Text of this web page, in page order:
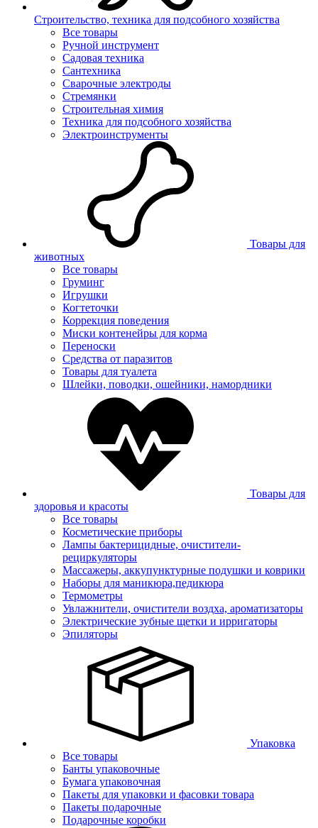
Строительство, техника для подсобного хозяйства
Все товары
Ручной инструмент
Садовая техника
Сантехника
Сварочные электроды
Стремянки
Строительная химия
Техника для подсобного хозяйства
Электроинструменты
Товары для
животных
Все товары
Груминг
Игрушки
Когтеточки
Коррекция поведения
Миски контенейры для корма
Переноски
Средства от паразитов
Товары для туалета
Шлейки, поводки, ошейники, намордники
Товары для
здоровья и красоты
Все товары
Косметические приборы
Лампы бактерицидные, очистители-
рециркуляторы
Массажеры, аккупунктурные подушки и коврики
Наборы для маникюра,педикюра
Термометры
Увлажнители, очистители воздха, ароматизаторы
Электрические зубные щетки и ирригаторы
Эпиляторы
Упаковка
Все товары
Банты упаковочные
Бумага упаковочная
Пакеты для упаковки и фасовки товара
Пакеты подарочные
Подарочные коробки